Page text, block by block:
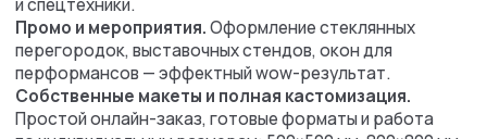
Получить расчет онлайн